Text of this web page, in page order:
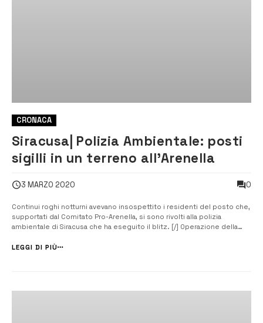
CRONACA
Siracusa| Polizia Ambientale: posti
sigilli in un terreno all’Arenella
3 MARZO 2020 0
Continui roghi notturni avevano insospettito i residenti del posto che,
supportati dal Comitato Pro-Arenella, si sono rivolti alla polizia
ambientale di Siracusa che ha eseguito il blitz. [/] Operazione della
agenti, coordinati dal vice comandante Romualdo Trionfant...
LEGGI DI PIÙ